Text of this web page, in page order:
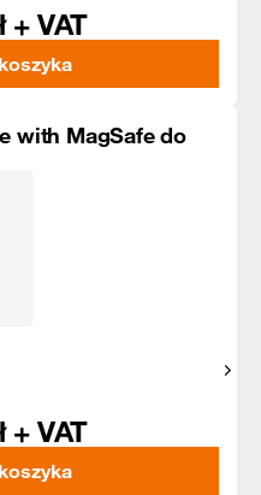
+ VAT
with MagSafe do
+ VAT